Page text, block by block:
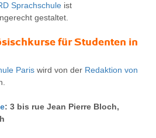
Sprachschule ist
gestaltet.
für Studenten in
Paris wird von der Redaktion von
: 3 bis rue Jean Pierre Bloch,